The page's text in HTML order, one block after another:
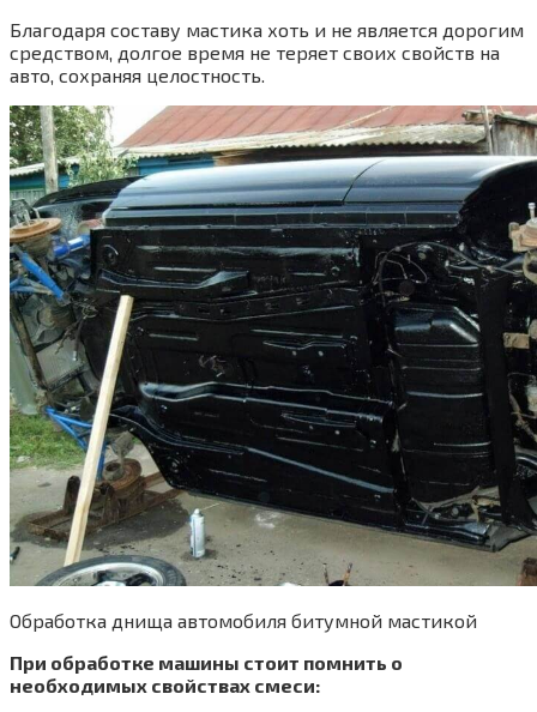
Благодаря составу мастика хоть и не является дорогим
средством, долгое время не теряет своих свойств на
авто, сохраняя целостность.
Обработка днища автомобиля битумной мастикой
При обработке машины стоит помнить о
необходимых свойствах смеси: